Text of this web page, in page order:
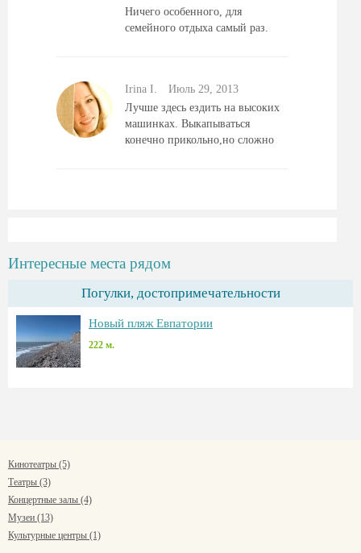
Ничего особенного, для
семейного отдыха самый раз.
Irina I.
Июль 29, 2013
Лучше здесь ездить на высоких
машинках. Выкапываться
конечно прикольно,но сложно
Интересные места рядом
Погулки, достопримечательности
Новый пляж Евпатории
222 м.
Кинотеатры (5)
Театры (3)
Концертные залы (4)
Музеи (13)
Культурные центры (1)